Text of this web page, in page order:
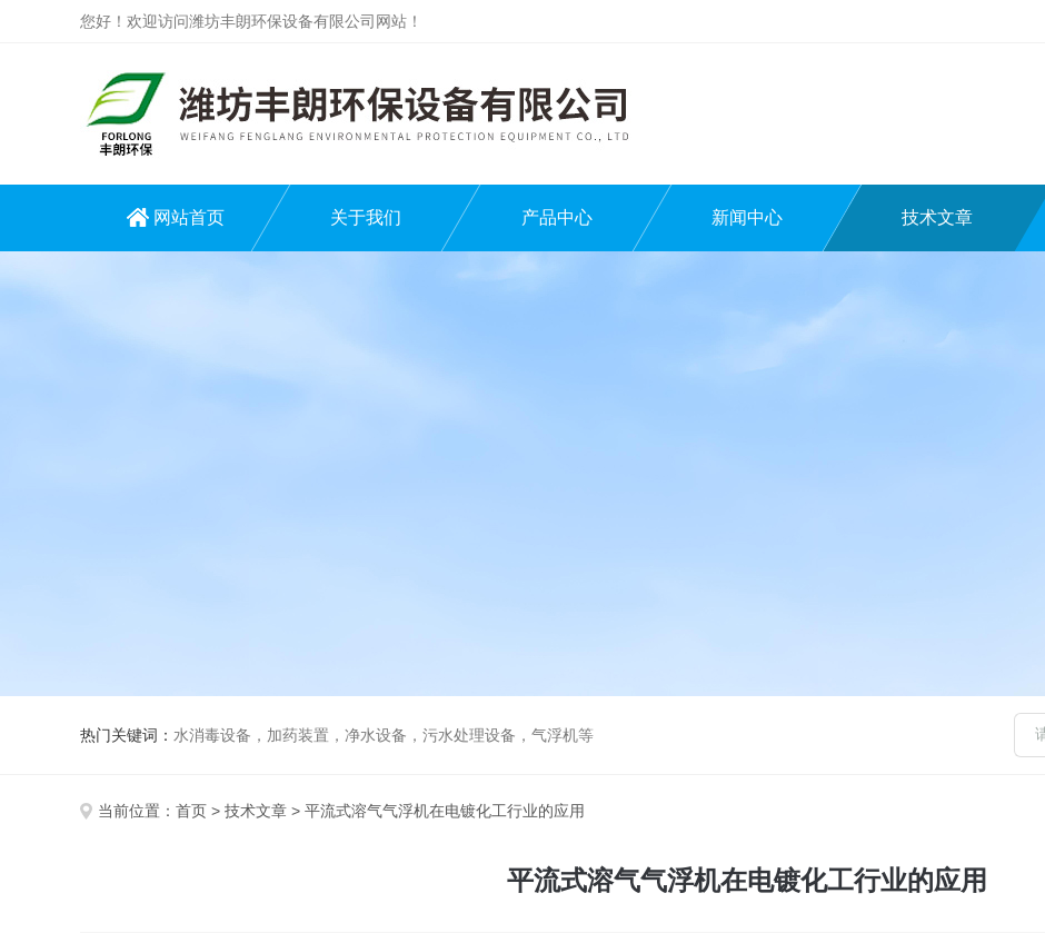
您好！欢迎访问潍坊丰朗环保设备有限公司网站！
网站首页 关于我们 产品中心 新闻中心 技术文章
热门关键词： 水消毒设备，加药装置，净水设备，污水处理设备，气浮机等
当前位置： 首页 > 技术文章 > 平流式溶气气浮机在电镀化工行业的应用
平流式溶气气浮机在电镀化工行业的应用